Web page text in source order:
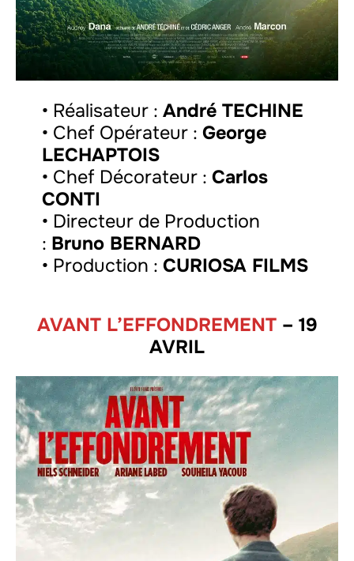
• Réalisateur : André TECHINE
• Chef Opérateur : George
LECHAPTOIS
• Chef Décorateur : Carlos
CONTI
• Directeur de Production
: Bruno BERNARD
• Production : CURIOSA FILMS
AVANT L’EFFONDREMENT– 19
AVRIL